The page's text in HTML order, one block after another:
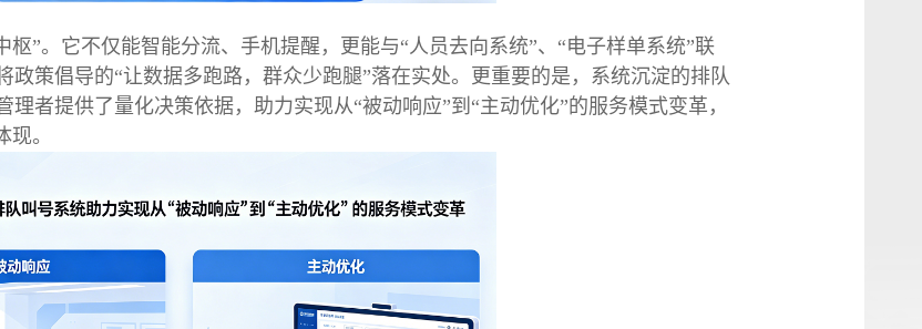
”。它不仅能智能分流、手机提醒，更能与“人员去向系统”、“电子样单系统”联
策倡导的“让数据多跑路，群众少跑腿”落在实处。更重要的是，系统沉淀的排队
者提供了量化决策依据，助力实现从“被动响应”到“主动优化”的服务模式变革，
。